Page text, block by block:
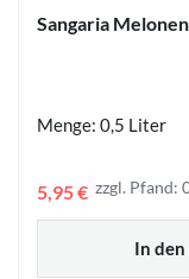
Sangaria
Menge: 0,5 Liter
In
5,95 € zzgl. Pfand: